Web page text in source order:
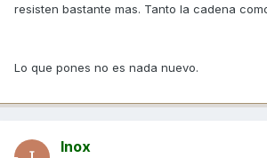
resisten bastante mas. Tanto la cadena
Lo que pones no es nada nuevo.
Inox